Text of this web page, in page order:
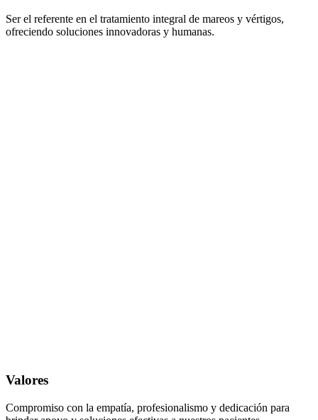
Ser el referente en el tratamiento integral de mareos y vértigos,
ofreciendo soluciones innovadoras y humanas.
Valores
Compromiso con la empatía, profesionalismo y dedicación para